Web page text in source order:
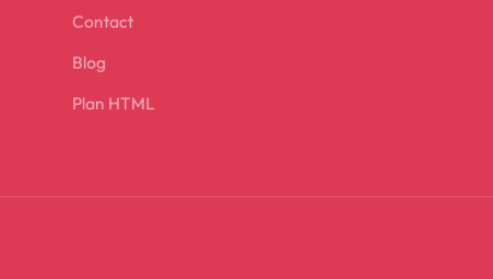
Contact
Blog
Plan HTML